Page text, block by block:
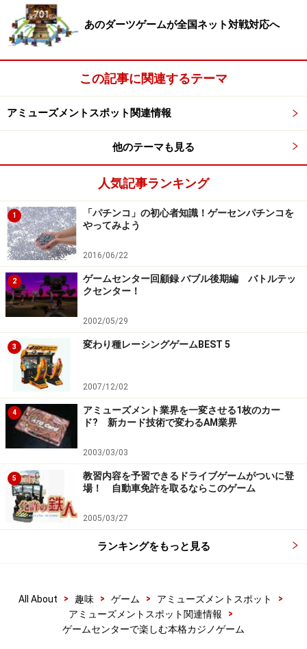
ディーラーとの駆け引きも楽しめるカジノ
登場するディーラーは6人。みなクセのあるキャラクターば
(C)2007 ARUZE CORP. All Rights Reserved.
の「Dealer's Angels BLACKJACK」。同ゲームでは、プレ
ーヤーシートの前面に設置された大型画面にCGキャラク
ターのディーラーを配置しただけでなく、3Dモーション
キャプチャーで本物のプロディーラーの動きを完全再現
しています。
このCGキャラクターによるディーラーは、経験不足な若
手ディーラーや落ち着いたベテランディーラーなど独自
のクセを持っている。こうしたキャラクターたちのクセ
を読んでヒットやスタンドなどの選択肢を選ぶなど、対
人勝負ならではの楽しさを演出しています。
また、クセのあるディーラーを用意したことで対人勝負
のリアルさも演出されているので、いきなり本場カジノ
でのディーラー対戦に自信がない人は、このゲームで腕
試しを兼ねた予行演習としてプレーしてみるのもいいで
しょう。
あのダーツゲームが全国ネット対戦対応へ
この記事に関連するテーマ
アミューズメントスポット関連情報
他のテーマも見る
人気記事ランキング
1
「パチンコ」の初心者知識！ゲーセンパチンコを
やってみよう
2016/06/22
2
ゲームセンター回顧録 バブル後期編 バトルテッ
クセンター！
2002/05/29
3 変わり種レーシングゲームBEST 5
2007/12/02
4
アミューズメント業界を一変させる1枚のカー
ド? 新カード技術で変わるAM業界
2003/03/03
5
教習内容を予習できるドライブゲームがついに登
場！ 自動車免許を取るならこのゲーム
2005/03/27
ランキングをもっと見る
All About > 趣味 > ゲーム > アミューズメントスポット
>
アミューズメントスポット関連情報
>
ゲームセンターで楽しむ本格カジノゲーム